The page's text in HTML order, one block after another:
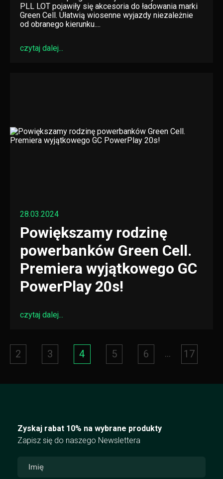
PLL LOT pojawiły się akcesoria do ładowania marki
Green Cell. Ułatwią wiosenne wyjazdy niezależnie
od obranego kierunku....
czytaj dalej...
28.03.2024
Powiększamy rodzinę
powerbanków Green Cell.
Premiera wyjątkowego GC
PowerPlay 20s!
czytaj dalej...
2 3 4 5 6 ... 17
Zyskaj rabat 10% na wybrane produkty
Zapisz się do naszego Newslettera